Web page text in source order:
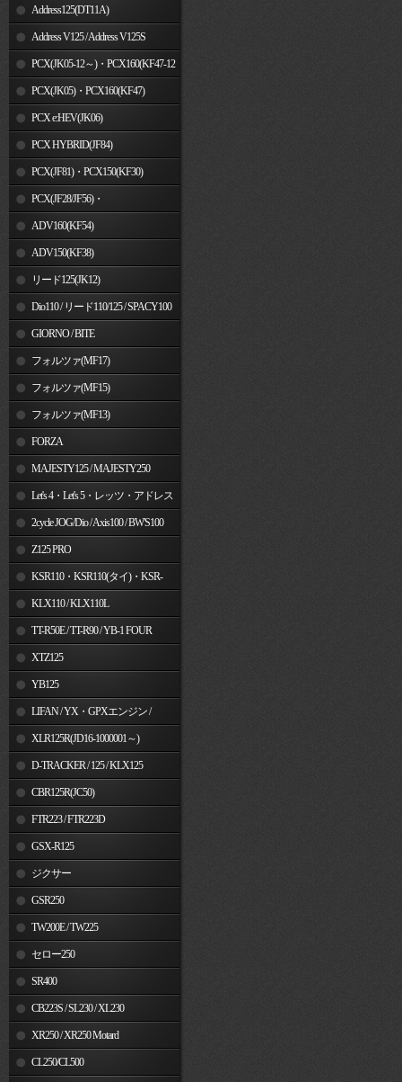
Address125(DT11A)
Address V125 / Address V125S
PCX(JK05-12～)・PCX160(KF47-12
～) PCX(JK05)・PCX160(KF47)
PCX e:HEV(JK06)
PCX HYBRID(JF84)
PCX(JF81)・PCX150(KF30)
PCX(JF28/JF56)・
PCX150(KF12/KF18)
ADV160(KF54)
ADV150(KF38)
リード125(JK12)
Dio110 / リード110/125 / SPACY100
GIORNO / BITE
フォルツァ(MF17)
フォルツァ(MF15)
フォルツァ(MF13)
FORZA
MAJESTY125 / MAJESTY250
Let's 4・Let's 5・レッツ・アドレス
V50 2cycle JOG/Dio / Axis100 / BW'S100
Z125 PRO
KSR110・KSR110(タイ)・KSR-
I/II・KSR PRO
KLX110 / KLX110L
TT-R50E / TT-R90 / YB-1 FOUR
XTZ125
YB125
LIFAN / YX・GPXエンジン /
JinchengXLR125R(JD16-1000001～)
D-TRACKER / 125 / KLX125
CBR125R(JC50)
FTR223 / FTR223D
GSX-R125
ジクサー
GSR250
TW200E / TW225
セロー250
SR400
CB223S / SL230 / XL230
XR250 / XR250 Motard
CL250/CL500